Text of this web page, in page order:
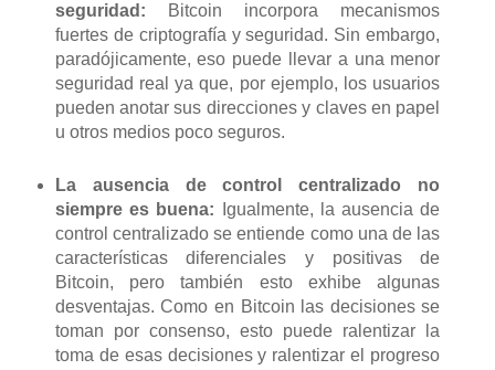
seguridad: Bitcoin incorpora mecanismos
fuertes de criptografía y seguridad. Sin embargo,
paradójicamente, eso puede llevar a una menor
seguridad real ya que, por ejemplo, los usuarios
pueden anotar sus direcciones y claves en papel
u otros medios poco seguros.
La ausencia de control centralizado no
siempre es buena: Igualmente, la ausencia de
control centralizado se entiende como una de las
características diferenciales y positivas de
Bitcoin, pero también esto exhibe algunas
desventajas. Como en Bitcoin las decisiones se
toman por consenso, esto puede ralentizar la
toma de esas decisiones y ralentizar el progreso